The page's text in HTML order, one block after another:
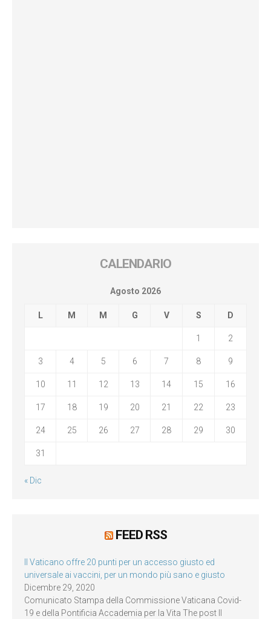
CALENDARIO
Agosto 2026
L M M G V S D
1 2
3 4 5 6 7 8 9
10 11 12 13 14 15 16
17 18 19 20 21 22 23
24 25 26 27 28 29 30
31
« Dic
FEED RSS
Il Vaticano offre 20 punti per un accesso giusto ed
universale ai vaccini, per un mondo più sano e giusto
Dicembre 29, 2020
Comunicato Stampa della Commissione Vaticana Covid-
19 e della Pontificia Accademia per la Vita The post Il